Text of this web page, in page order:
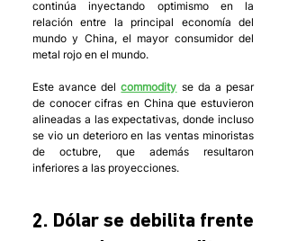
continúa inyectando optimismo en la
relación entre la principal economía del
mundo y China, el mayor consumidor del
metal rojo en el mundo.
Este avance del commodity se da a pesar
de conocer cifras en China que estuvieron
alineadas a las expectativas, donde incluso
se vio un deterioro en las ventas minoristas
de octubre, que además resultaron
inferiores a las proyecciones.
2. Dólar se debilita frente